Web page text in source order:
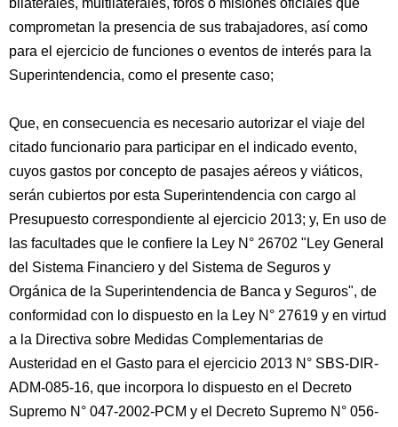
bilaterales, multilaterales, foros o misiones oficiales que
comprometan la presencia de sus trabajadores, así como
para el ejercicio de funciones o eventos de interés para la
Superintendencia, como el presente caso;
Que, en consecuencia es necesario autorizar el viaje del
citado funcionario para participar en el indicado evento,
cuyos gastos por concepto de pasajes aéreos y viáticos,
serán cubiertos por esta Superintendencia con cargo al
Presupuesto correspondiente al ejercicio 2013; y, En uso de
las facultades que le confiere la Ley N° 26702 "Ley General
del Sistema Financiero y del Sistema de Seguros y
Orgánica de la Superintendencia de Banca y Seguros", de
conformidad con lo dispuesto en la Ley N° 27619 y en virtud
a la Directiva sobre Medidas Complementarias de
Austeridad en el Gasto para el ejercicio 2013 N° SBS-DIR-
ADM-085-16, que incorpora lo dispuesto en el Decreto
Supremo N° 047-2002-PCM y el Decreto Supremo N° 056-